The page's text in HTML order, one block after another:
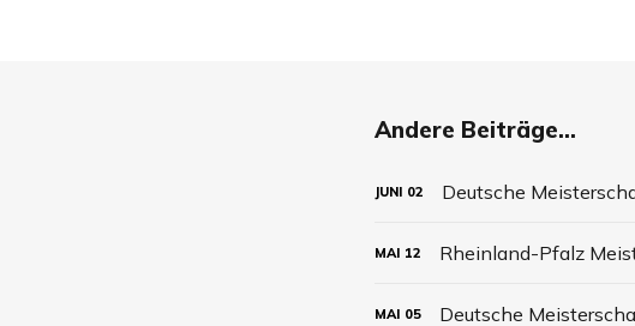
Andere Beiträge...
JUNI 02 Deutsche
MAI 12 Rheinland-Pfalz
MAI 05 Deutsche